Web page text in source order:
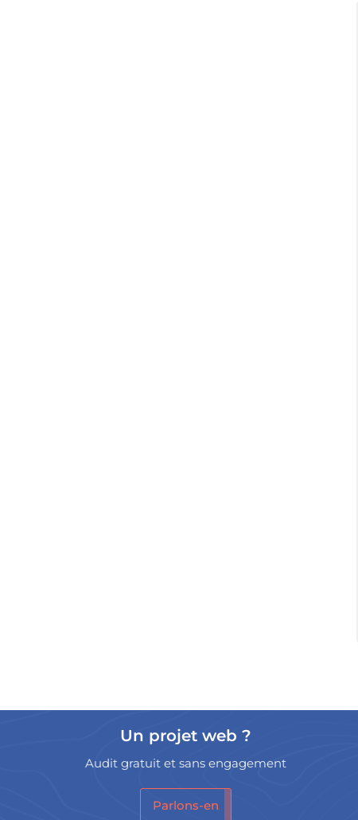
Un projet web ?
Audit gratuit et sans engagement
Parlons-en